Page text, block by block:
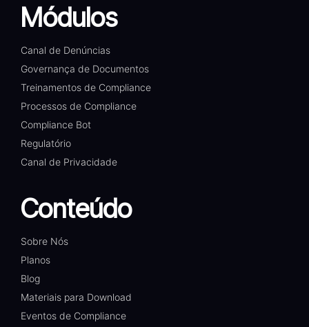
Módulos
Canal de Denúncias
Governança de Documentos
Treinamentos de Compliance
Processos de Compliance
Compliance Bot
Regulatório
Canal de Privacidade
Conteúdo
Sobre Nós
Planos
Blog
Materiais para Download
Eventos de Compliance